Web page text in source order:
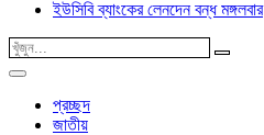
ইউসিবি ব্যাংকের লেনদেন বন্ধ মঙ্গলবার
প্রচ্ছদ
জাতীয়